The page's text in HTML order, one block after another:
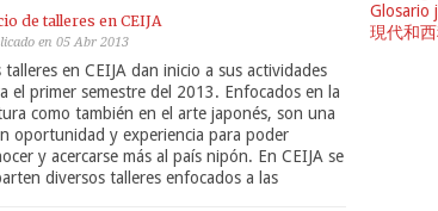
de talleres en CEIJA
en 05 Abr 2013
talleres en CEIJA dan inicio a sus actividades
el primer semestre del 2013. Enfocados en la
como también en el arte japonés, son una
oportunidad y experiencia para poder
y acercarse más al país nipón. En CEIJA se
diversos talleres enfocados a las
Glosario
現代和